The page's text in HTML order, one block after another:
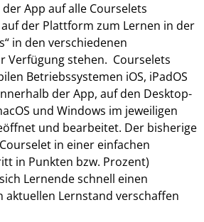
App auf alle Courselets
der Plattform zum Lernen in der
in den verschiedenen
Verfügung stehen. Courselets
Betriebssystemen iOS, iPadOS
der App, auf den Desktop-
und Windows im jeweiligen
und bearbeitet. Der bisherige
in einer einfachen
in Punkten bzw. Prozent)
Lernende schnell einen
aktuellen Lernstand verschaffen